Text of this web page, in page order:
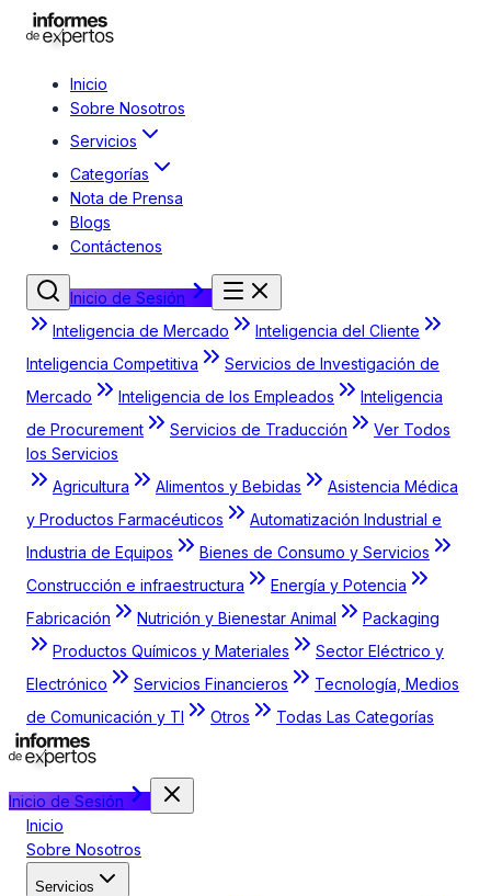
Inicio
Sobre Nosotros
Servicios
Categorías
Nota de Prensa
Blogs
Contáctenos
Inicio de Sesión
Inteligencia de Mercado
Inteligencia del Cliente
Inteligencia Competitiva
Servicios de Investigación de
Mercado
Inteligencia de los Empleados
Inteligencia
de Procurement
Servicios de Traducción
Ver Todos
los Servicios
Agricultura
Alimentos y Bebidas
Asistencia Médica
y Productos Farmacéuticos
Automatización Industrial e
Industria de Equipos
Bienes de Consumo y Servicios
Construcción e infraestructura
Energía y Potencia
Fabricación
Nutrición y Bienestar Animal
Packaging
Productos Químicos y Materiales
Sector Eléctrico y
Electrónico
Servicios Financieros
Tecnología, Medios
de Comunicación y TI
Otros Todas Las Categorías
Inicio de Sesión
Inicio
Sobre Nosotros
Servicios